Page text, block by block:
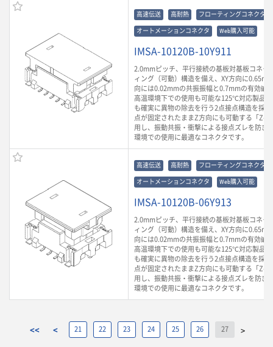
高速伝送 高耐熱 フローティングコネクタ
オートメーションコネクタ Web購入可能
IMSA-10120B-10Y911
2.0mmピッチ、平行接続の基板対基板コネク
ィング（可動）構造を備え、XY方向に
向には0.02mmの共振振幅と0.7mmの有効嵌
高温環境下での使用も可能な125℃対応製品
も確実に異物の除去を行う2点接点構造を採
点が固定されたままZ方向にも可動する「Z-
用し、振動共振・衝撃による接点ズレを防ぎ
環境での使用に最適なコネクタです。
高速伝送 高耐熱 フローティングコネクタ
オートメーションコネクタ Web購入可能
IMSA-10120B-06Y913
2.0mmピッチ、平行接続の基板対基板コネク
ィング（可動）構造を備え、XY方向に
向には0.02mmの共振振幅と0.7mmの有効嵌
高温環境下での使用も可能な125℃対応製品
も確実に異物の除去を行う2点接点構造を採
点が固定されたままZ方向にも可動する「Z-
用し、振動共振・衝撃による接点ズレを防ぎ
環境での使用に最適なコネクタです。
<< < 21 22 23 24 25 26 27 >